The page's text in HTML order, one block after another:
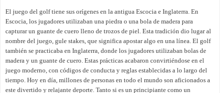
El juego del golf tiene sus orígenes en la antigua Escocia e Inglaterra. En
Escocia, los jugadores utilizaban una piedra o una bola de madera para
capturar un guante de cuero lleno de trozos de piel. Esta tradición dio lugar al
nombre del juego, gule stakes, que significa apostar algo en una línea. El golf
también se practicaba en Inglaterra, donde los jugadores utilizaban bolas de
madera y un guante de cuero. Estas prácticas acabaron convirtiéndose en el
juego moderno, con códigos de conducta y reglas establecidas a lo largo del
tiempo. Hoy en día, millones de personas en todo el mundo son aficionados a
este divertido y relajante deporte. Tanto si es un principiante como un